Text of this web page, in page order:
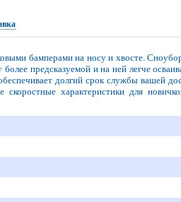
бамперами на носу и хвосте.
предсказуемой и на ней легче
долгий срок службы вашей
скоростные характеристики для